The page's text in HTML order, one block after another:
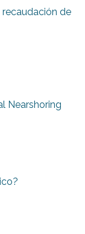
de
Nearshoring